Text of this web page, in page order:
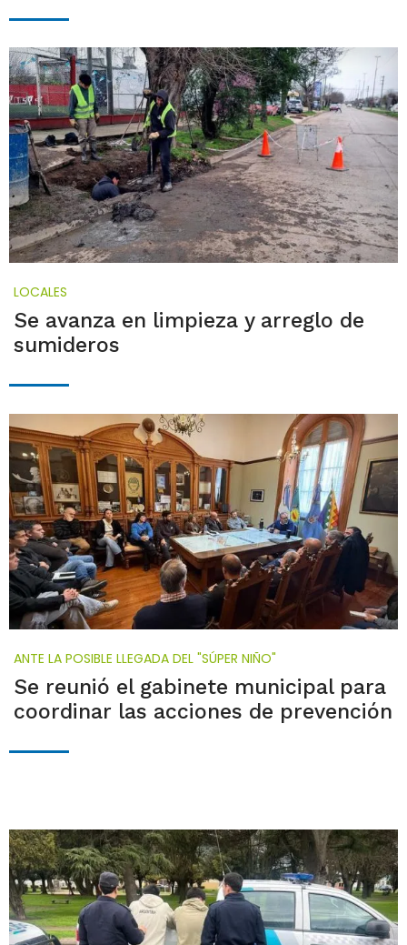
LOCALES
Se avanza en limpieza y arreglo de
sumideros
ANTE LA POSIBLE LLEGADA DEL "SÚPER NIÑO"
Se reunió el gabinete municipal para
coordinar las acciones de prevención